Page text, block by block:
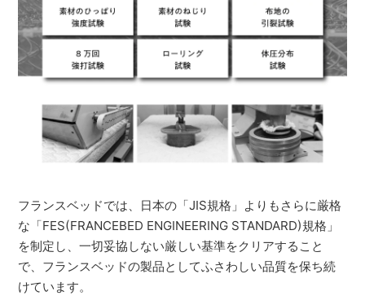
フランスベッドでは、日本の「JIS規格」よりもさらに厳格
な「FES(FRANCEBED ENGINEERING STANDARD)規格」
を制定し、一切妥協しない厳しい基準をクリアすること
で、フランスベッドの製品としてふさわしい品質を保ち続
けています。